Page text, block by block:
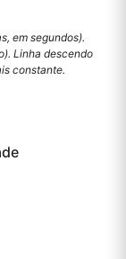
em segundos).
Linha descendo
constante.